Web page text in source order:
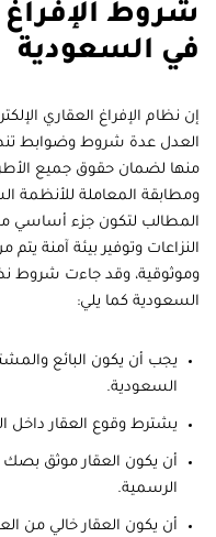
شروط الإفراغ
في السعودية
إن نظام الإفراغ العقاري
العدل عدة شروط وضوابط
منها لضمان حقوق جميع
ومطابقة المعاملة للأنظمة
المطالب لتكون جزء أساسي
النزاعات وتوفير بيئة آمنة يتم
وموثوقية، وقد جاءت شروط
السعودية كما يلي:
يجب أن يكون البائع
السعودية.
يشترط وقوع العقار داخل
أن يكون العقار موثق بصك
الرسمية.
أن يكون العقار خالي من